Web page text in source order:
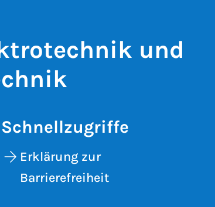
und
Schnellzugriffe
Erklärung zur
Barrierefreiheit